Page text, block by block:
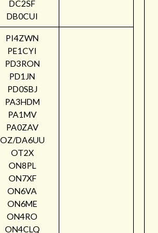
DC2SF
DB0CUI
PI4ZWN
PE1CYI
PD3RON
PD1JN
PD0SBJ
PA3HDM
PA1MV
PA0ZAV
OZ/DA6UU
OT2X
ON8PL
ON7XF
ON6VA
ON6ME
ON4RO
ON4CLQ